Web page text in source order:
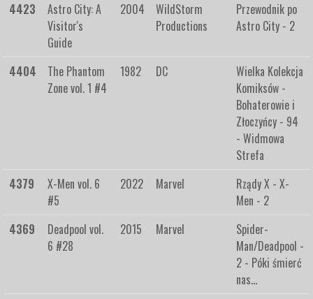
4423
Astro City: A
Visitor's
Guide
2004
WildStorm
Productions
Przewodnik po
Astro City - 2
4404
The Phantom
Zone vol. 1 #4
1982 DC
Wielka Kolekcja
Komiksów -
Bohaterowie i
Złoczyńcy - 94
- Widmowa
Strefa
4379
X-Men vol. 6
#5
2022 Marvel
Rządy X - X-
Men - 2
4369
Deadpool vol.
6 #28
2015 Marvel
Spider-
Man/Deadpool -
2 - Póki śmierć
nas…